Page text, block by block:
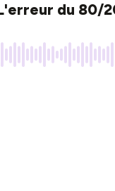
du 80/